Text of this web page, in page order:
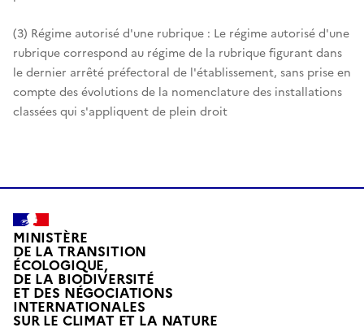
(3) Régime autorisé d'une rubrique : Le régime autorisé d'une
rubrique correspond au régime de la rubrique figurant dans
le dernier arrêté préfectoral de l'établissement, sans prise en
compte des évolutions de la nomenclature des installations
classées qui s'appliquent de plein droit
MINISTÈRE
DE LA TRANSITION
ÉCOLOGIQUE,
DE LA BIODIVERSITÉ
ET DES NÉGOCIATIONS
INTERNATIONALES
SUR LE CLIMAT ET LA NATUREL